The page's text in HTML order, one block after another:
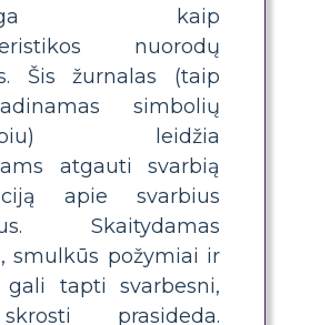
kaip
nuorodų
Šis žurnalas (taip
simbolių
leidžia
atgauti svarbią
apie svarbius
Skaitydamas
smulkūs požymiai ir
gali tapti svarbesni,
prasideda.